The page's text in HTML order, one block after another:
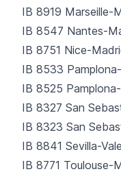
IB 8919 Marseille-
IB 8547 Nantes-
IB 8751 Nice-
IB 8533
IB 8525
IB 8327 San
IB 8323 San
IB 8841 Sevilla-
IB 8771 Toulouse-